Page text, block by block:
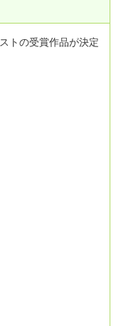
トの受賞作品が決定